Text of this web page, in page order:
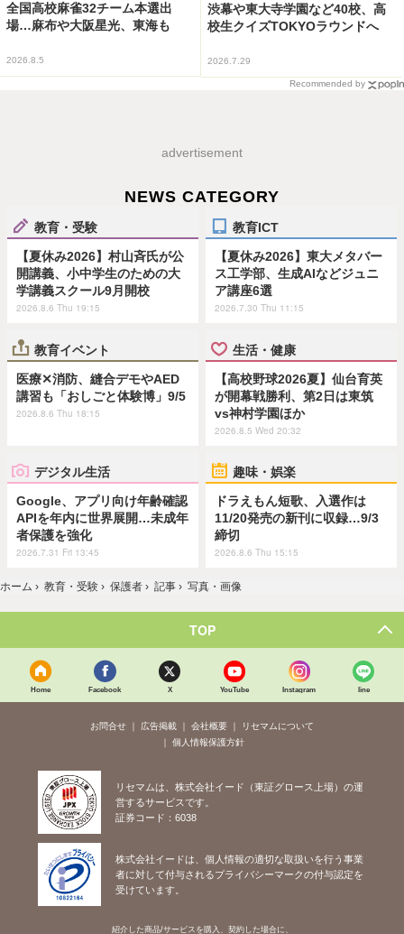
全国高校麻雀32チーム本選出
場…麻布や大阪星光、東海も
2026.8.5
渋幕や東大寺学園など40校、高
校生クイズTOKYOラウンドへ
2026.7.29
Recommended by
advertisement
NEWS CATEGORY
教育・受験
【夏休み2026】村山斉氏が公
開講義、小中学生のための大
学講義スクール9月開校
2026.8.6 Thu 19:15
教育ICT
【夏休み2026】東大メタバー
ス工学部、生成AIなどジュニ
ア講座6選
2026.7.30 Thu 11:15
教育イベント
医療✕消防、縫合デモやAED
講習も「おしごと体験博」9/5
2026.8.6 Thu 18:15
生活・健康
【高校野球2026夏】仙台育英
が開幕戦勝利、第2日は東筑
vs神村学園ほか
2026.8.5 Wed 20:32
デジタル生活
Google、アプリ向け年齢確認
APIを年内に世界展開…未成年
者保護を強化
2026.7.31 Fri 13:45
趣味・娯楽
ドラえもん短歌、入選作は
11/20発売の新刊に収録…9/3
締切
2026.8.6 Thu 15:15
ホーム › 教育・受験 › 保護者 › 記事 › 写真・画像
TOP
Home Facebook X YouTube Instagram line
お問合せ 広告掲載 会社概要
リセマムについて
個人情報保護方針
リセマムは、株式会社イード（東証グロース上場）の運
営するサービスです。
証券コード：6038
株式会社イードは、個人情報の適切な取扱いを行う事業
者に対して付与されるプライバシーマークの付与認定を
受けています。
紹介した商品/サービスを購入、契約した場合に、